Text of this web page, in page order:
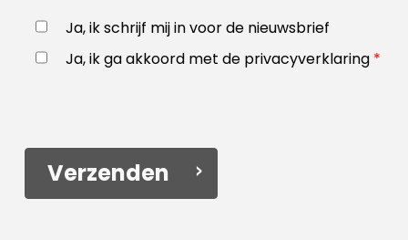
Ja, ik schrijf mij in voor de nieuwsbrief
Ja, ik ga akkoord met de privacyverklaring *
Verzenden